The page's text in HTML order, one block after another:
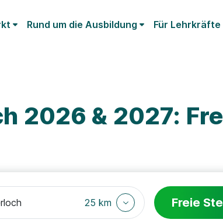
Rund um die Ausbildung Für Lehrkräfte
2026 & 2027:
25 km Freie